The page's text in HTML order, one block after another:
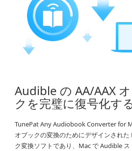
Audible の AA/AAX
クを完璧に復号化す
TunePat Any Audiobook Converter for
オブックの変換のためにデザインされた
ク変換ソフトであり、Mac で Audible